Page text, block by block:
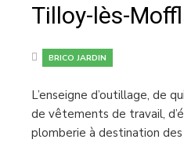
Tilloy-lès-
BRICO JARDIN
L’enseigne d’outillage, de
de vêtements de travail,
plomberie à destination